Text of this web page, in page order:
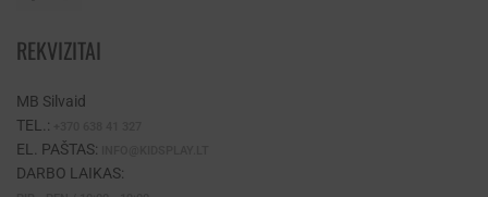
REKVIZITAI
MB Silvaid
TEL.:
EL. PAŠTAS:
DARBO LAIKAS: